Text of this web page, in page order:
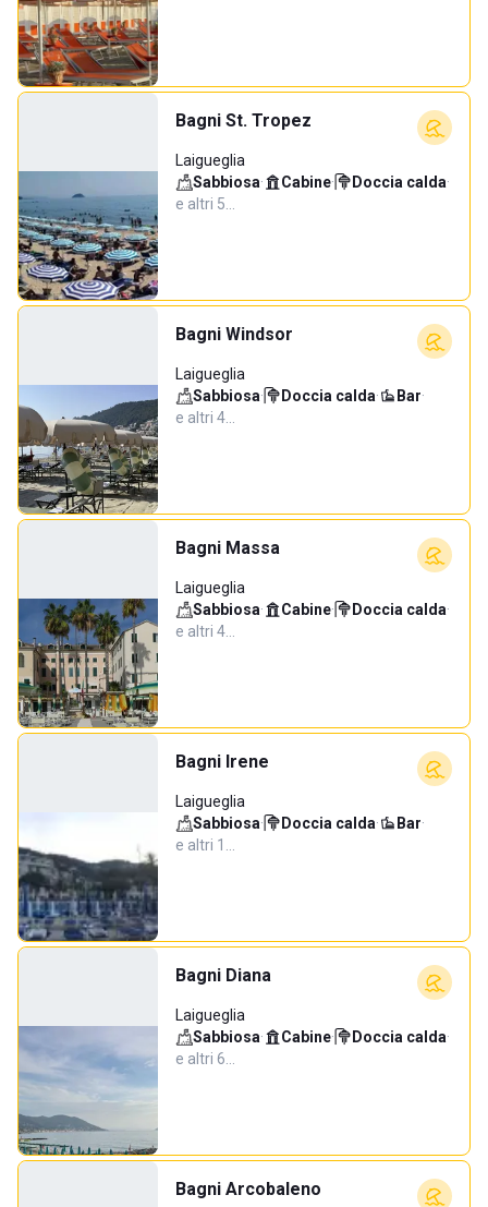
Bagni St. Tropez
Laigueglia
Sabbiosa· Cabine· Doccia calda·
e altri 5…
Bagni Windsor
Laigueglia
Sabbiosa· Doccia calda· Bar·
e altri 4…
Bagni Massa
Laigueglia
Sabbiosa· Cabine· Doccia calda·
e altri 4…
Bagni Irene
Laigueglia
Sabbiosa· Doccia calda· Bar·
e altri 1…
Bagni Diana
Laigueglia
Sabbiosa· Cabine· Doccia calda·
e altri 6…
Bagni Arcobaleno